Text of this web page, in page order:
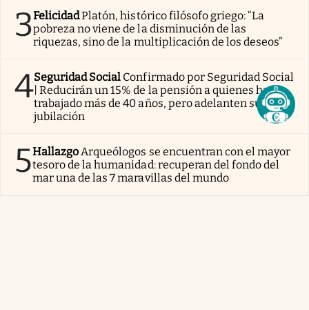
3FelicidadPlatón, histórico filósofo griego: “La
pobreza no viene de la disminución de las
riquezas, sino de la multiplicación de los deseos”
4Seguridad Social Confirmado por Seguridad Social
| Reducirán un 15% de la pensión a quienes hayan
trabajado más de 40 años, pero adelanten su
jubilación
5HallazgoArqueólogos se encuentran con el mayor
tesoro de la humanidad: recuperan del fondo del
mar una de las 7 maravillas del mundo